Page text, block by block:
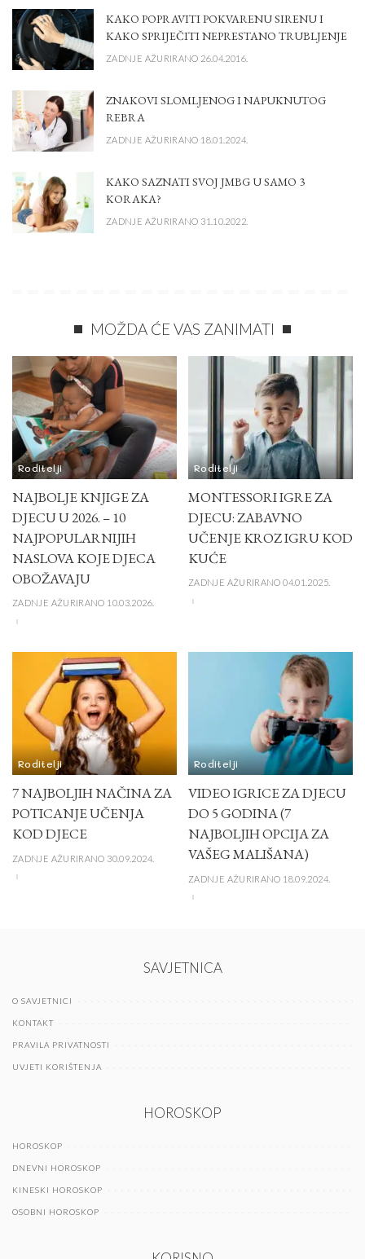
KAKO POPRAVITI POKVARENU SIRENU I
KAKO SPRIJEČITI NEPRESTANO TRUBLJENJE
ZADNJE AŽURIRANO 26.04.2016.
ZNAKOVI SLOMLJENOG I NAPUKNUTOG
REBRA
ZADNJE AŽURIRANO 18.01.2024.
KAKO SAZNATI SVOJ JMBG U SAMO 3
KORAKA?
ZADNJE AŽURIRANO 31.10.2022.
MOŽDA ĆE VAS ZANIMATI
Roditelji
NAJBOLJE KNJIGE ZA
DJECU U 2026. – 10
NAJPOPULARNIJIH
NASLOVA KOJE DJECA
OBOŽAVAJU
ZADNJE AŽURIRANO 10.03.2026.
Roditelji
MONTESSORI IGRE ZA
DJECU: ZABAVNO
UČENJE KROZ IGRU KOD
KUĆE
ZADNJE AŽURIRANO 04.01.2025.
Roditelji
7 NAJBOLJIH NAČINA ZA
POTICANJE UČENJA
KOD DJECE
ZADNJE AŽURIRANO 30.09.2024.
Roditelji
VIDEO IGRICE ZA DJECU
DO 5 GODINA (7
NAJBOLJIH OPCIJA ZA
VAŠEG MALIŠANA)
ZADNJE AŽURIRANO 18.09.2024.
SAVJETNICA
O SAVJETNICI
KONTAKT
PRAVILA PRIVATNOSTI
UVJETI KORIŠTENJA
HOROSKOP
HOROSKOP
DNEVNI HOROSKOP
KINESKI HOROSKOP
OSOBNI HOROSKOP